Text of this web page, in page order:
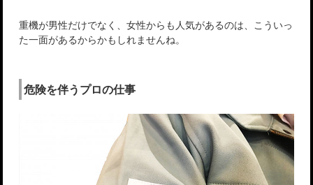
重機が男性だけでなく、女性からも人気があるのは、こういっ
た一面があるからかもしれませんね。
危険を伴うプロの仕事